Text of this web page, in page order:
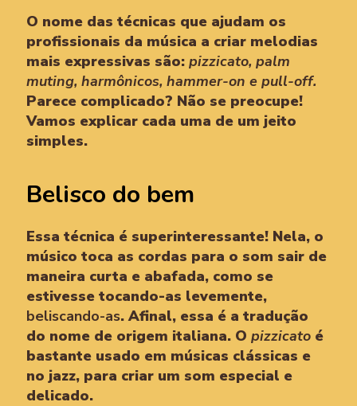
O nome das técnicas que ajudam os
profissionais da música a criar melodias
mais expressivas são: pizzicato, palm
muting, harmônicos, hammer-on e pull-off.
Parece complicado? Não se preocupe!
Vamos explicar cada uma de um jeito
simples.
Belisco do bem
Essa técnica é superinteressante! Nela, o
músico toca as cordas para o som sair de
maneira curta e abafada, como se
estivesse tocando-as levemente,
beliscando-as. Afinal, essa é a tradução
do nome de origem italiana. O pizzicato é
bastante usado em músicas clássicas e
no jazz, para criar um som especial e
delicado.